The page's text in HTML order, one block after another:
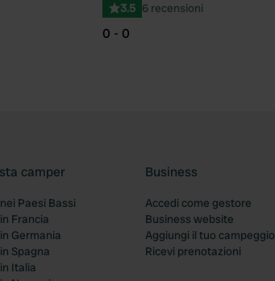
3.5 6 recensioni
0 - 0
camper
Paesi Bassi
Francia
Germania
Spagna
Italia
Business
Accedi come gestore
Business website
Aggiungi il tuo campeggio
Ricevi prenotazioni